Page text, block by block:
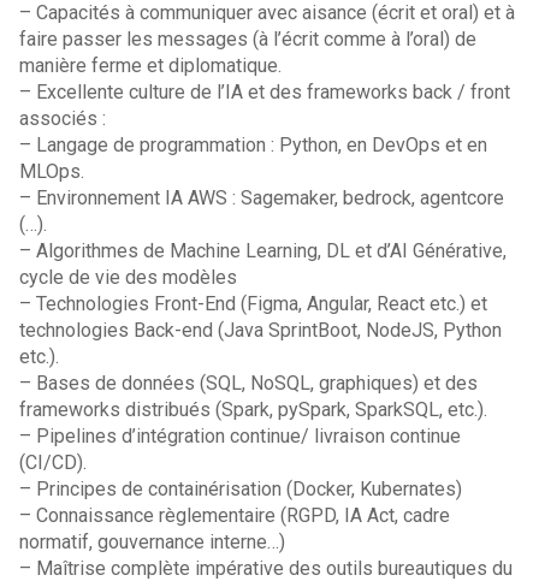
– Capacités à communiquer avec aisance (écrit et oral) et à
faire passer les messages (à l’écrit comme à l’oral) de
manière ferme et diplomatique.
– Excellente culture de l’IA et des frameworks back / front
associés :
– Langage de programmation : Python, en DevOps et en
MLOps.
– Environnement IA AWS : Sagemaker, bedrock, agentcore
(…).
– Algorithmes de Machine Learning, DL et d’AI Générative,
cycle de vie des modèles
– Technologies Front-End (Figma, Angular, React etc.) et
technologies Back-end (Java SprintBoot, NodeJS, Python
etc.).
– Bases de données (SQL, NoSQL, graphiques) et des
frameworks distribués (Spark, pySpark, SparkSQL, etc.).
– Pipelines d’intégration continue/ livraison continue
(CI/CD).
– Principes de containérisation (Docker, Kubernates)
– Connaissance règlementaire (RGPD, IA Act, cadre
normatif, gouvernance interne…)
– Maîtrise complète impérative des outils bureautiques du